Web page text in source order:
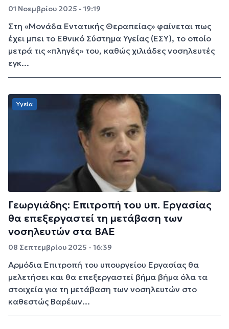
01 Νοεμβρίου 2025 - 19:19
Στη «Μονάδα Εντατικής Θεραπείας» φαίνεται πως
έχει μπει το Εθνικό Σύστημα Υγείας (ΕΣΥ), το οποίο
μετρά τις «πληγές» του, καθώς χιλιάδες νοσηλευτές
εγκ...
Υγεία
Γεωργιάδης: Επιτροπή του υπ. Εργασίας
θα επεξεργαστεί τη μετάβαση των
νοσηλευτών στα ΒΑΕ
08 Σεπτεμβρίου 2025 - 16:39
Αρμόδια Επιτροπή του υπουργείου Εργασίας θα
μελετήσει και θα επεξεργαστεί βήμα βήμα όλα τα
στοιχεία για τη μετάβαση των νοσηλευτών στο
καθεστώς Βαρέων...